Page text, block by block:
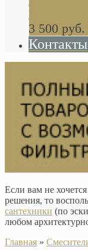
НАЛИЧИИ
3 500 руб.
Контакты
Если вам не
решения, то
сантехники (по
любом
Главная »